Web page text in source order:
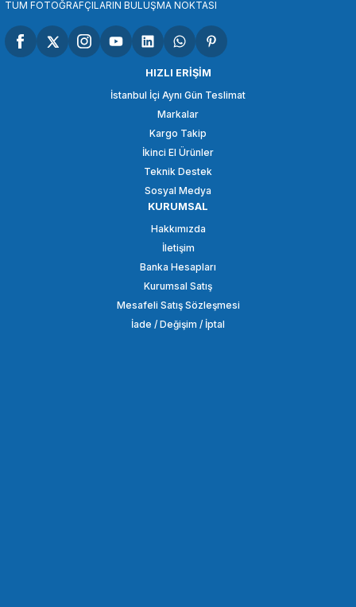
COMİCA
Comica CVM-WS60 Combo Kamera ve Telefon Mikrofonu
SEPETE EKLE
Comica BoomX-D D1 Tek Kişilik Dijital Kablosuz Mikrofon
TÜM FOTOĞRAFÇILARIN BULUŞMA NOKTASI
HIZLI ERİŞİM
İstanbul İçi Aynı Gün Teslimat
Markalar
Kargo Takip
İkinci El Ürünler
Teknik Destek
Sosyal Medya
KURUMSAL
Hakkımızda
İletişim
Banka Hesapları
Kurumsal Satış
Mesafeli Satış Sözleşmesi
İade / Değişim / İptal